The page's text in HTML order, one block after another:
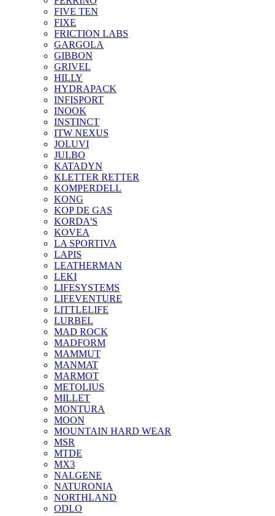
FIVE TEN
FIXE
FRICTION LABS
GARGOLA
GIBBON
GRIVEL
HILLY
HYDRAPACK
INFISPORT
INOOK
INSTINCT
ITW NEXUS
JOLUVI
JULBO
KATADYN
KLETTER RETTER
KOMPERDELL
KONG
KOP DE GAS
KORDA'S
KOVEA
LA SPORTIVA
LAPIS
LEATHERMAN
LEKI
LIFESYSTEMS
LIFEVENTURE
LITTLELIFE
LURBEL
MAD ROCK
MADFORM
MAMMUT
MANMAT
MARMOT
METOLIUS
MILLET
MONTURA
MOON
MOUNTAIN HARD WEAR
MSR
MTDE
MX3
NALGENE
NATURONIA
NORTHLAND
ODLO